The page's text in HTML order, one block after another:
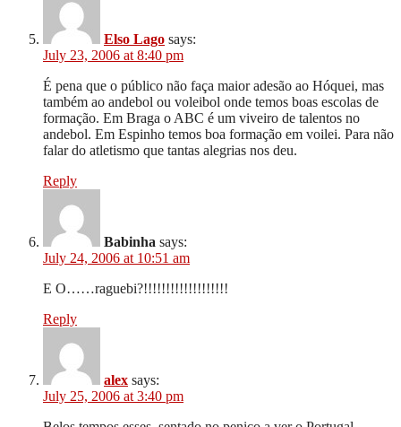
Elso Lago says:
July 23, 2006 at 8:40 pm
É pena que o público não faça maior adesão ao Hóquei, mas
também ao andebol ou voleibol onde temos boas escolas de
formação. Em Braga o ABC é um viveiro de talentos no
andebol. Em Espinho temos boa formação em voilei. Para não
falar do atletismo que tantas alegrias nos deu.
Reply
Babinha says:
July 24, 2006 at 10:51 am
E O……raguebi?!!!!!!!!!!!!!!!!!!!
Reply
alex says:
July 25, 2006 at 3:40 pm